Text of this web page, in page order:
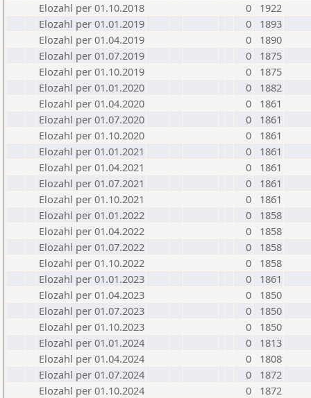
Elozahl per 01.10.2018
0
1922
Elozahl per 01.01.2019
0
1893
Elozahl per 01.04.2019
0
1890
Elozahl per 01.07.2019
0
1875
Elozahl per 01.10.2019
0
1875
Elozahl per 01.01.2020
0
1882
Elozahl per 01.04.2020
0
1861
Elozahl per 01.07.2020
0
1861
Elozahl per 01.10.2020
0
1861
Elozahl per 01.01.2021
0
1861
Elozahl per 01.04.2021
0
1861
Elozahl per 01.07.2021
0
1861
Elozahl per 01.10.2021
0
1861
Elozahl per 01.01.2022
0
1858
Elozahl per 01.04.2022
0
1858
Elozahl per 01.07.2022
0
1858
Elozahl per 01.10.2022
0
1858
Elozahl per 01.01.2023
0
1861
Elozahl per 01.04.2023
0
1850
Elozahl per 01.07.2023
0
1850
Elozahl per 01.10.2023
0
1850
Elozahl per 01.01.2024
0
1813
Elozahl per 01.04.2024
0
1808
Elozahl per 01.07.2024
0
1872
Elozahl per 01.10.2024
0
1872